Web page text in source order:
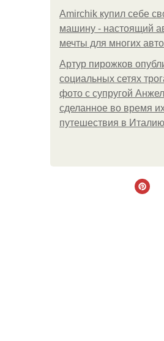
Amirchik купил себе
машину - настоящий
мечты для многих
Артур пирожков
социальных сетях
фото с супругой
сделанное во время
путешествия в